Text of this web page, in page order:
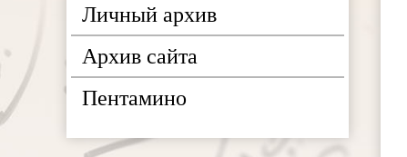
Личный архив
Архив сайта
Пентамино